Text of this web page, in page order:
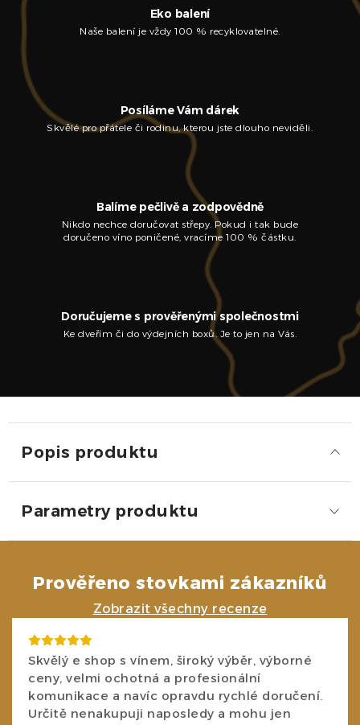
Eko balení
Naše balení je vždy 100 % recyklovatelné.
Posíláme Vám dárek
Skvělé pro přátele či rodinu, kterou jste dlouho neviděli.
Balíme pečlivě a zodpovědně
Nikdo nechce doručovat střepy. Pokud i tak bude
doručeno víno poničené, vracíme 100 % částku.
Doručujeme s prověřenými společnostmi
Ke dveřím či do výdejních boxů. Je to jen na Vás.
Popis produktu
Parametry produktu
Prověřeno stovkami zákazníků
Zobrazit všechny recenze
Skvělý e shop s vínem, široký výběr, výborné
ceny, velmi ochotná a profesionální
komunikace a navíc opravdu rychlé doručení.
Určitě nenakupuji naposledy a mohu jen